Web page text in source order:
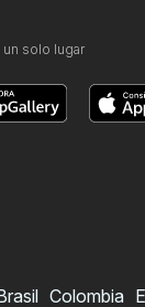
solo lugar
Colombia